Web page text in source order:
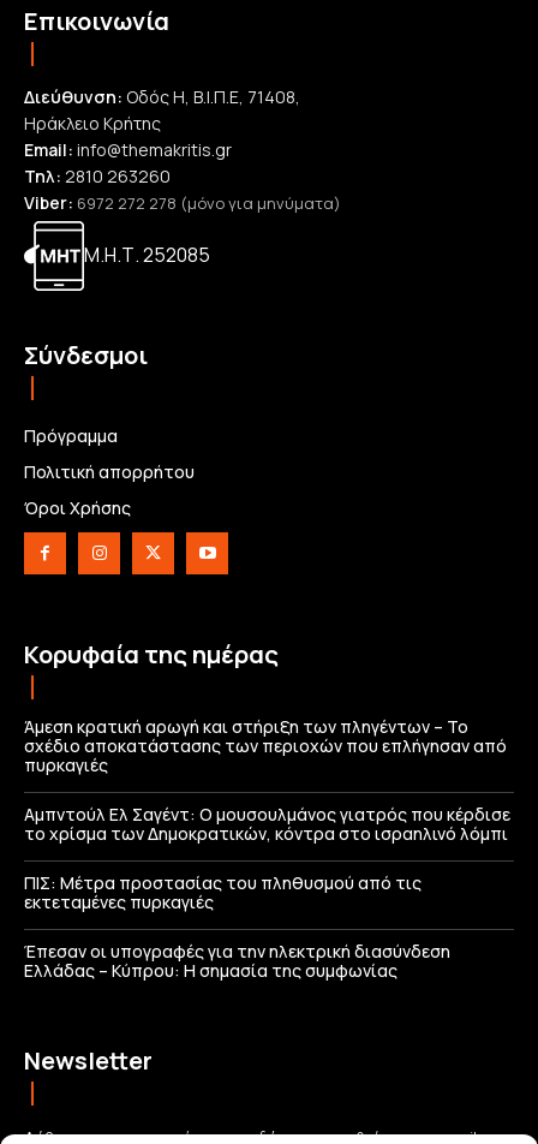
Επικοινωνία
Διεύθυνση: Οδός Η, Β.Ι.Π.Ε, 71408,
Ηράκλειο Κρήτης
Email: info@themakritis.gr
Τηλ: 2810 263260
Viber: 6972 272 278 (μόνο για μηνύματα)
Μ.Η.Τ. 252085
Σύνδεσμοι
Πρόγραμμα
Πολιτική απορρήτου
Όροι Χρήσης
Κορυφαία της ημέρας
Άμεση κρατική αρωγή και στήριξη των πληγέντων – Το
σχέδιο αποκατάστασης των περιοχών που επλήγησαν από
πυρκαγιές
Αμπντούλ Ελ Σαγέντ: Ο μουσουλμάνος γιατρός που κέρδισε
το χρίσμα των Δημοκρατικών, κόντρα στο ισραηλινό λόμπι
ΠΙΣ: Μέτρα προστασίας του πληθυσμού από τις
εκτεταμένες πυρκαγιές
Έπεσαν οι υπογραφές για την ηλεκτρική διασύνδεση
Ελλάδας – Κύπρου: H σημασία της συμφωνίας
Newsletter